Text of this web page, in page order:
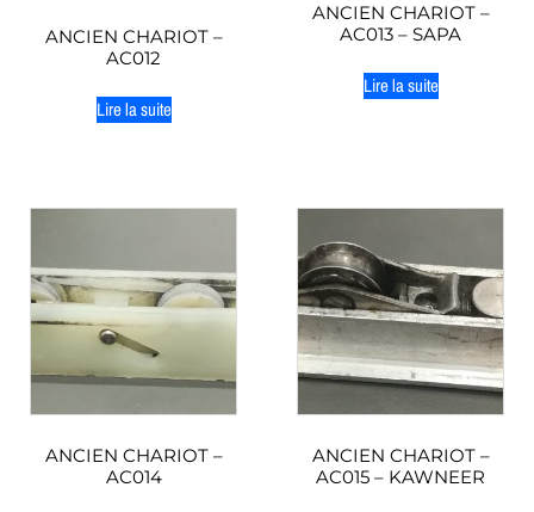
ANCIEN CHARIOT –
AC012
Lire la suite
ANCIEN CHARIOT –
AC013 – SAPA
Lire la suite
ANCIEN CHARIOT –
AC014
ANCIEN CHARIOT –
AC015 – KAWNEER